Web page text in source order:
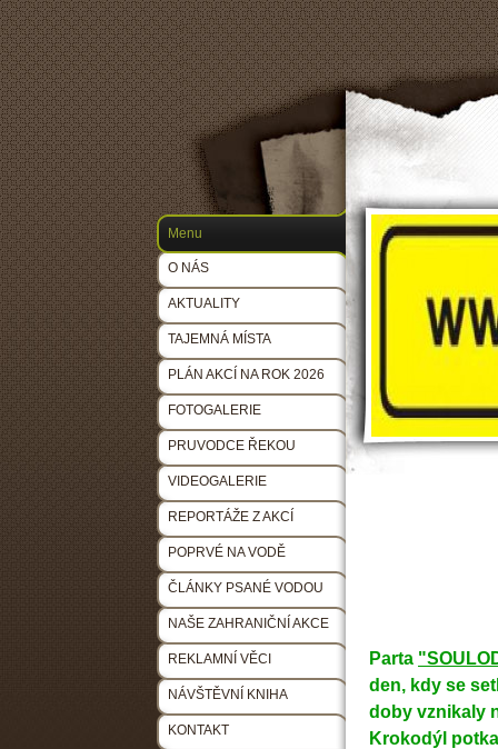
Parta
den, kdy se
doby vznikaly
Krokodýl
Menu
O NÁS
AKTUALITY
TAJEMNÁ MÍSTA
PLÁN AKCÍ NA ROK 2026
FOTOGALERIE
PRUVODCE ŘEKOU
VIDEOGALERIE
REPORTÁŽE Z AKCÍ
POPRVÉ NA VODĚ
ČLÁNKY PSANÉ VODOU
NAŠE ZAHRANIČNÍ AKCE
REKLAMNÍ VĚCI
NÁVŠTĚVNÍ KNIHA
KONTAKT